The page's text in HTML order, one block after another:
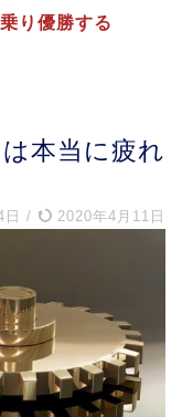
り優勝する
本当に疲れ
/ 2020年4月11日